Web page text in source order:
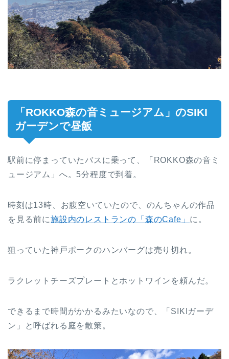
「ROKKO森の音ミュージアム」のSIKI
ガーデンで昼飯
駅前に停まっていたバスに乗って、「ROKKO森の音ミ
ュージアム」へ。5分程度で到着。
時刻は13時、お腹空いていたので、のんちゃんの作品
を見る前に施設内のレストランの「森のCafe」 に。
狙っていた神戸ポークのハンバーグは売り切れ。
ラクレットチーズプレートとホットワインを頼んだ。
できるまで時間がかかるみたいなので、「SIKIガーデ
ン」と呼ばれる庭を散策。